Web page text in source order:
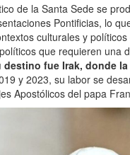
de la Santa Sede se
Pontificias, lo
culturales y
que requieren una
destino fue Irak, donde
y 2023, su labor se
Apostólicos del papa